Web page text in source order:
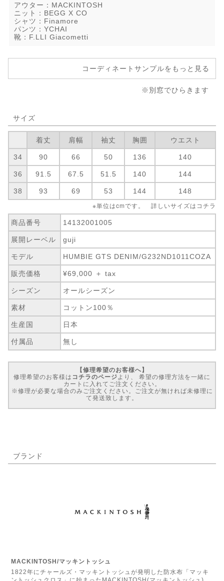
アウター：MACKINTOSH
ニット：BEGG X CO
シャツ：Finamore
パンツ：YCHAI
靴：F.LLI Giacometti
コーディネートサンプルをもっと見る
※別窓でひらきます
サイズ
着丈 肩幅 袖丈 胸囲 ウエスト
34 90 66 50 136 140
36 91.5 67.5 51.5 140 144
38 93 69 53 144 148
※単位はcmです。 詳しいサイズは コチラ
商品番号 14132001005
展開レーベル guji
モデル HUMBIE GTS DENIM/G232ND1011COZA
販売価格 ¥69,000 ＋ tax
シーズン オールシーズン
素材 コットン100％
生産国 日本
付属品 無し
【修理希望のお客様へ】
修理希望のお客様は コチラのページより、 希望の修理方法を一緒に
カートに入れてご注文ください。
※修理が必要な場合のみご注文ください。ご注文が無ければ未修理に
て発送致します。
ブランド
MACKINTOSH/マッキントッシュ
1822年にチャールズ・マッキントッシュが発明した防水布「マッキ